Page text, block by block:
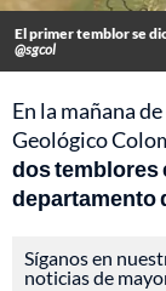
El primer temblor se
@sgcol
En la mañana
Geológico
dos temblores
departamento
Síganos en
noticias de